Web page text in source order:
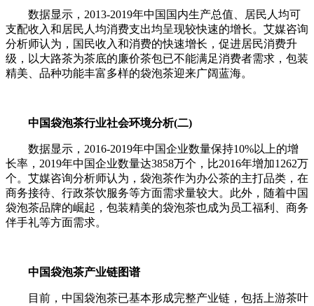
数据显示，2013-2019年中国国内生产总值、居民人均可
支配收入和居民人均消费支出均呈现较快速的增长。艾媒咨询
分析师认为，国民收入和消费的快速增长，促进居民消费升
级，以大路茶为茶底的廉价茶包已不能满足消费者需求，包装
精美、品种功能丰富多样的袋泡茶迎来广阔蓝海。
中国袋泡茶行业社会环境分析(二)
数据显示，2016-2019年中国企业数量保持10%以上的增
长率，2019年中国企业数量达3858万个，比2016年增加1262万
个。艾媒咨询分析师认为，袋泡茶作为办公茶的主打品类，在
商务接待、行政茶饮服务等方面需求量较大。此外，随着中国
袋泡茶品牌的崛起，包装精美的袋泡茶也成为员工福利、商务
伴手礼等方面需求。
中国袋泡茶产业链图谱
目前，中国袋泡茶已基本形成完整产业链，包括上游茶叶